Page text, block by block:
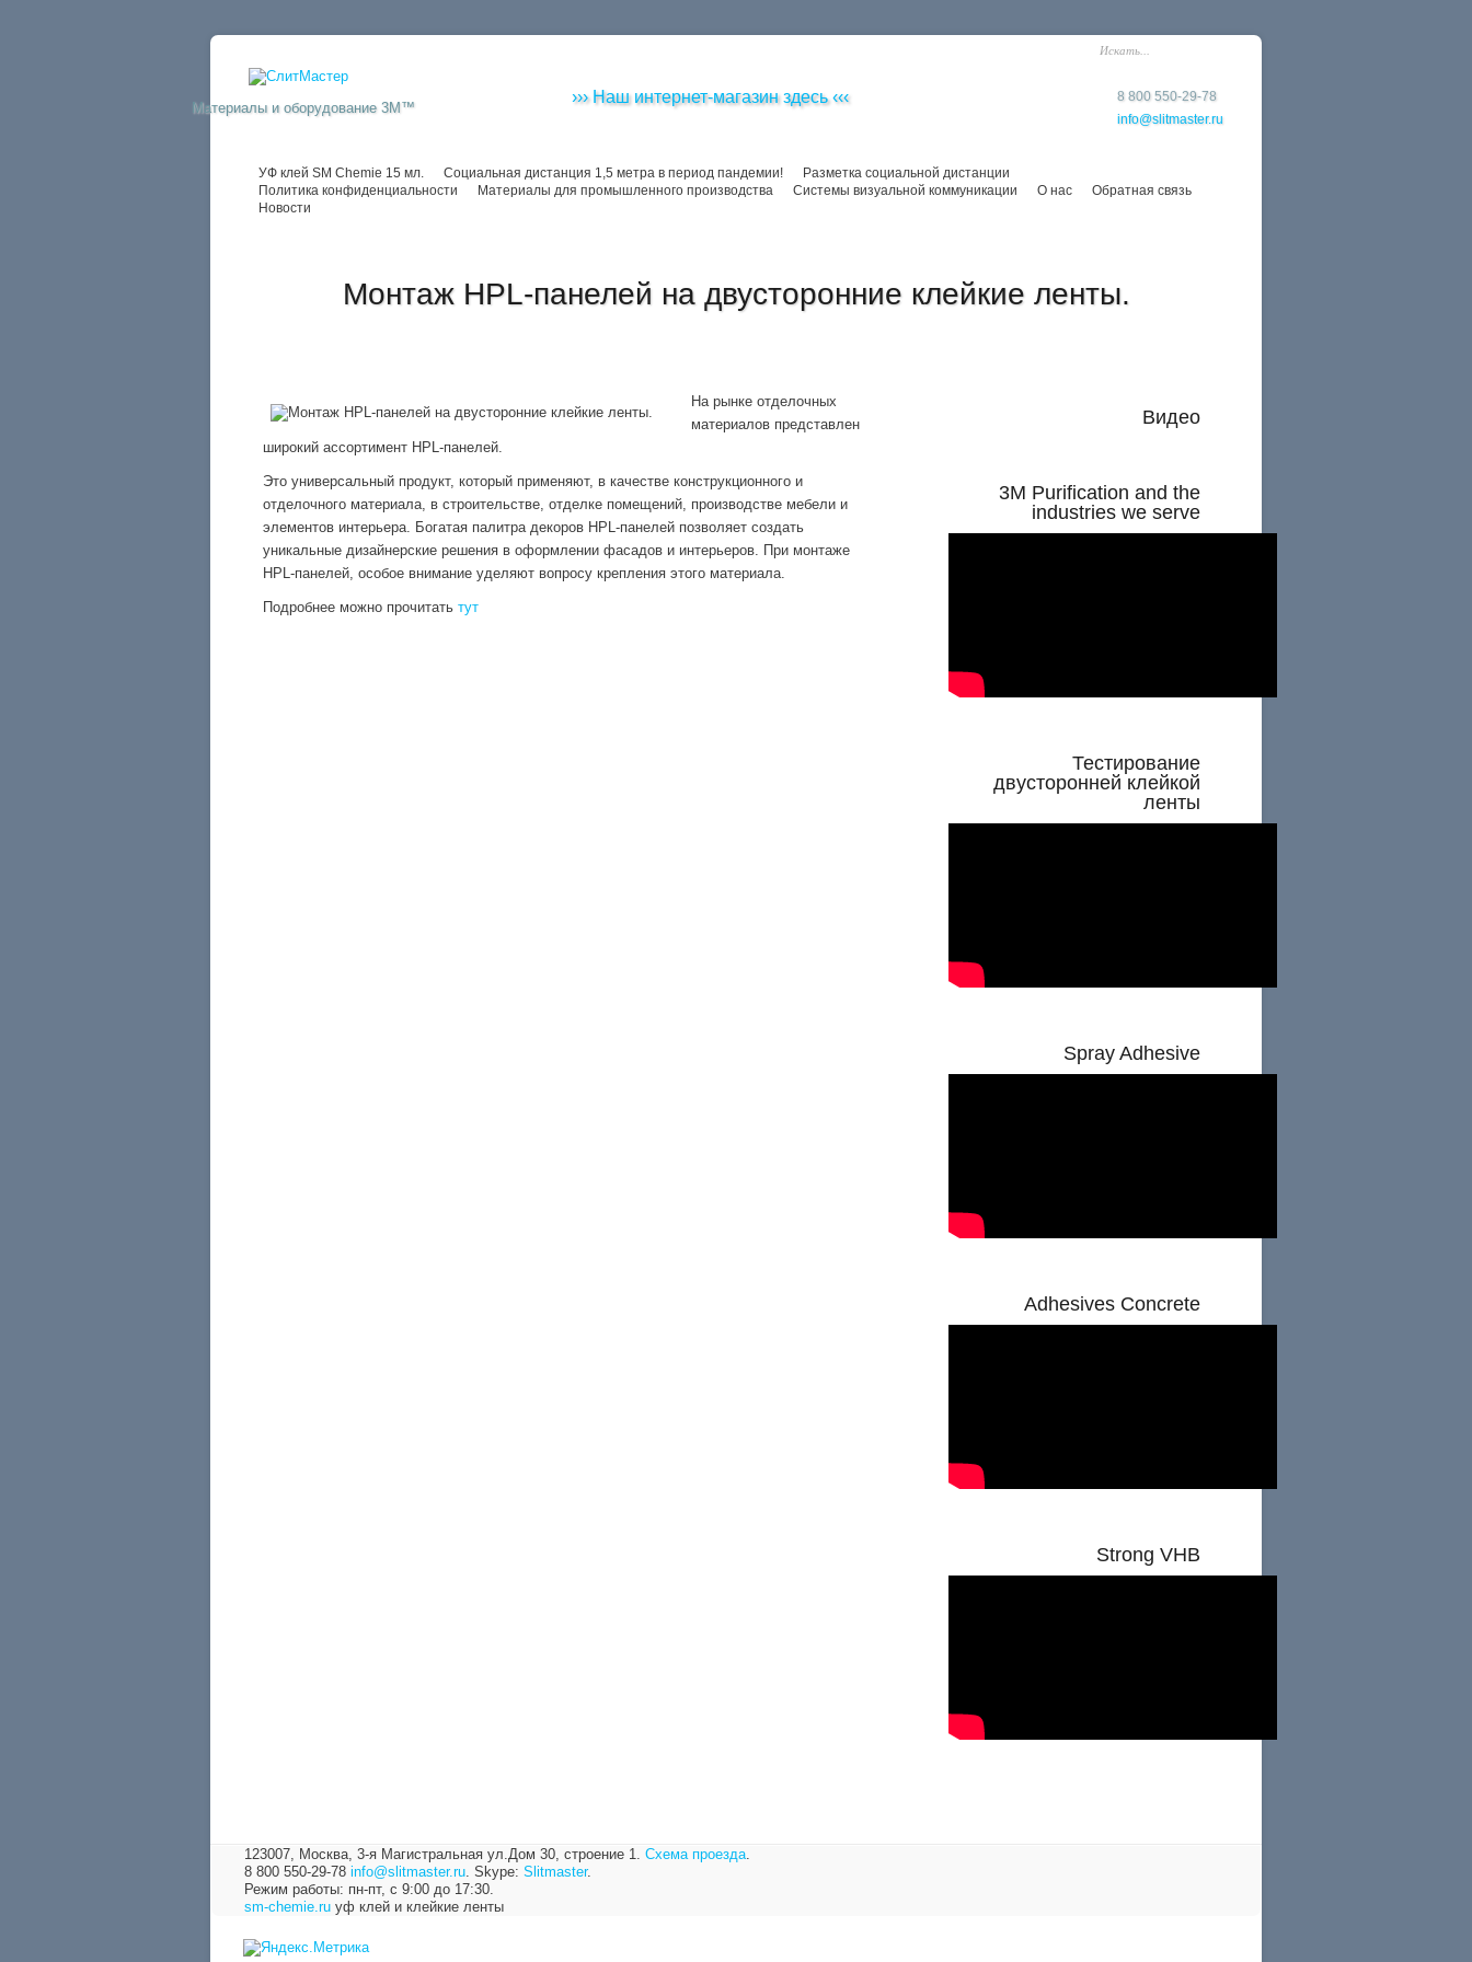
Материалы и оборудование 3M™
››› Наш интернет-магазин здесь ‹‹‹
8 800 550-29-78
info@slitmaster.ru
УФ клей SM Chemie 15 мл. Социальная дистанция 1,5 метра в период пандемии!
Разметка социальной дистанции
Политика конфиденциальности
Материалы для промышленного производства Системы визуальной коммуникации О нас
Обратная связь
Новости
Монтаж HPL-панелей на двусторонние клейкие ленты.
На рынке отделочных
материалов представлен
широкий ассортимент HPL-панелей.
Это универсальный продукт, который применяют, в качестве конструкционного и
отделочного материала, в строительстве, отделке помещений, производстве мебели и
элементов интерьера. Богатая палитра декоров HPL-панелей позволяет создать
уникальные дизайнерские решения в оформлении фасадов и интерьеров. При монтаже
HPL-панелей, особое внимание уделяют вопросу крепления этого материала.
Подробнее можно прочитать тут
Видео
3M Purification and the
industries we serve
Тестирование
двусторонней клейкой
ленты
Spray Adhesive
Adhesives Concrete
Strong VHB
123007, Москва, 3-я Магистральная ул.Дом 30, строение 1. Схема проезда.
8 800 550-29-78 info@slitmaster.ru. Skype: Slitmaster.
Режим работы: пн-пт, с 9:00 до 17:30.
sm-chemie.ru уф клей и клейкие ленты